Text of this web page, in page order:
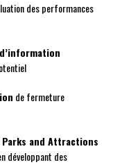
des performances
de fermeture
and Attractions
développant des